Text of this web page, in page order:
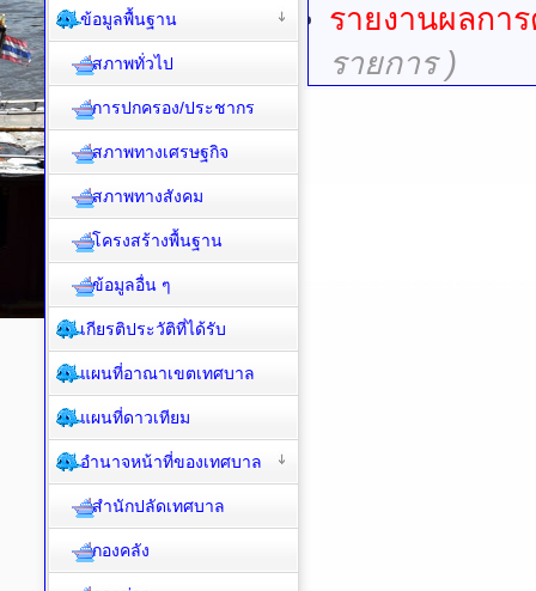
รายงานผลกา
รายการ )
ข้อมูลพื้นฐาน
สภาพทั่วไป
การปกครอง/ประชากร
สภาพทางเศรษฐกิจ
สภาพทางสังคม
โครงสร้างพื้นฐาน
ข้อมูลอื่น ๆ
เกียรติประวัติที่ได้รับ
แผนที่อาณาเขตเทศบาล
แผนที่ดาวเทียม
อำนาจหน้าที่ของเทศบาล
สำนักปลัดเทศบาล
กองคลัง